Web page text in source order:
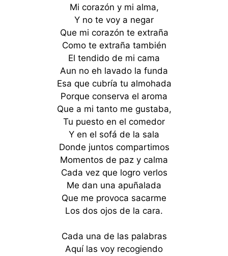
Mi corazón y mi alma,
Y no te voy a negar
Que mi corazón te extraña
Como te extraña también
El tendido de mi cama
Aun no eh lavado la funda
Esa que cubría tu almohada
Porque conserva el aroma
Que a mi tanto me gustaba,
Tu puesto en el comedor
Y en el sofá de la sala
Donde juntos compartimos
Momentos de paz y calma
Cada vez que logro verlos
Me dan una apuñalada
Que me provoca sacarme
Los dos ojos de la cara.
Cada una de las palabras
Aquí las voy recogiendo